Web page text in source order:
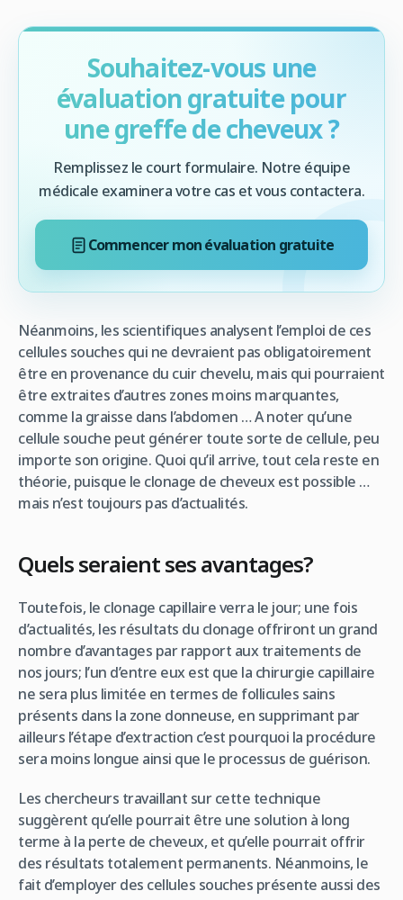
Souhaitez-vous une
évaluation gratuite pour
une greffe de cheveux ?
Remplissez le court formulaire. Notre équipe
médicale examinera votre cas et vous contactera.
Commencer mon évaluation gratuite
Néanmoins, les scientifiques analysent l’emploi de ces
cellules souches qui ne devraient pas obligatoirement
être en provenance du cuir chevelu, mais qui pourraient
être extraites d’autres zones moins marquantes,
comme la graisse dans l’abdomen … A noter qu’une
cellule souche peut générer toute sorte de cellule, peu
importe son origine. Quoi qu’il arrive, tout cela reste en
théorie, puisque le clonage de cheveux est possible …
mais n’est toujours pas d’actualités.
Quels seraient ses avantages?
Toutefois, le clonage capillaire verra le jour; une fois
d’actualités, les résultats du clonage offriront un grand
nombre d’avantages par rapport aux traitements de
nos jours; l’un d’entre eux est que la chirurgie capillaire
ne sera plus limitée en termes de follicules sains
présents dans la zone donneuse, en supprimant par
ailleurs l’étape d’extraction c’est pourquoi la procédure
sera moins longue ainsi que le processus de guérison.
Les chercheurs travaillant sur cette technique
suggèrent qu’elle pourrait être une solution à long
terme à la perte de cheveux, et qu’elle pourrait offrir
des résultats totalement permanents. Néanmoins, le
fait d’employer des cellules souches présente aussi des